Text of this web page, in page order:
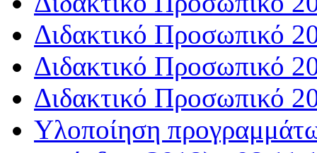
Διδακτικό Προσωπικό
Διδακτικό Προσωπικό
Διδακτικό Προσωπικό
Υλοποίηση